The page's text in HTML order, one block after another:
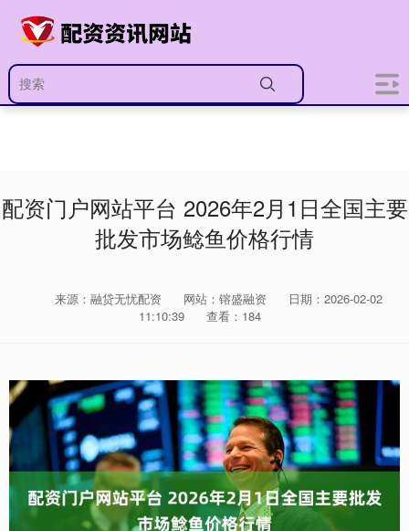
配资门户网站平台 2026年2月1日全国主要
批发市场鲶鱼价格行情
来源：融贷无忧配资 网站：镕盛融资
日期：2026-02-02
11:10:39
查看：184